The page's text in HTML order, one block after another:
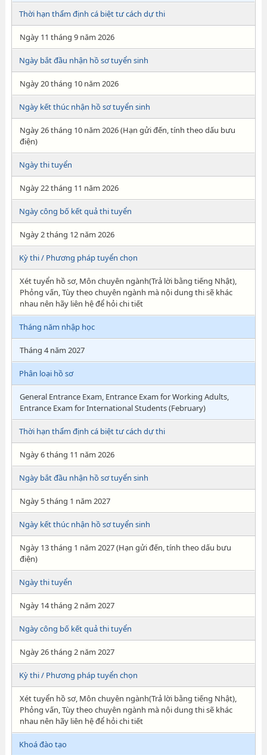
Thời hạn thẩm định cá biệt tư cách dự thi
Ngày 11 tháng 9 năm 2026
Ngày bắt đầu nhận hồ sơ tuyển sinh
Ngày 20 tháng 10 năm 2026
Ngày kết thúc nhận hồ sơ tuyển sinh
Ngày 26 tháng 10 năm 2026 (Hạn gửi đến, tính theo dấu bưu
điện)
Ngày thi tuyển
Ngày 22 tháng 11 năm 2026
Ngày công bố kết quả thi tuyển
Ngày 2 tháng 12 năm 2026
Kỳ thi / Phương pháp tuyển chọn
Xét tuyển hồ sơ, Môn chuyên ngành(Trả lời bằng tiếng Nhật),
Phỏng vấn, Tùy theo chuyên ngành mà nội dung thi sẽ khác
nhau nên hãy liên hệ để hỏi chi tiết
Tháng năm nhập học
Tháng 4 năm 2027
Phân loại hồ sơ
General Entrance Exam, Entrance Exam for Working Adults,
Entrance Exam for International Students (February)
Thời hạn thẩm định cá biệt tư cách dự thi
Ngày 6 tháng 11 năm 2026
Ngày bắt đầu nhận hồ sơ tuyển sinh
Ngày 5 tháng 1 năm 2027
Ngày kết thúc nhận hồ sơ tuyển sinh
Ngày 13 tháng 1 năm 2027 (Hạn gửi đến, tính theo dấu bưu
điện)
Ngày thi tuyển
Ngày 14 tháng 2 năm 2027
Ngày công bố kết quả thi tuyển
Ngày 26 tháng 2 năm 2027
Kỳ thi / Phương pháp tuyển chọn
Xét tuyển hồ sơ, Môn chuyên ngành(Trả lời bằng tiếng Nhật),
Phỏng vấn, Tùy theo chuyên ngành mà nội dung thi sẽ khác
nhau nên hãy liên hệ để hỏi chi tiết
Khoá đào tạo